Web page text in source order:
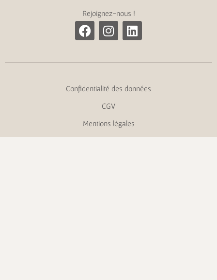
Rejoignez-nous !
Confidentialité des données
CGV
Mentions légales